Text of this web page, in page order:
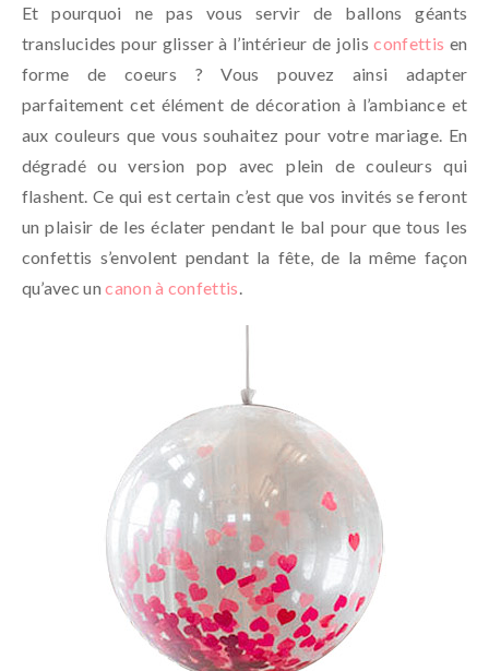
Et pourquoi ne pas vous servir de ballons géants
translucides pour glisser à l’intérieur de jolisconfettis en
forme de coeurs ? Vous pouvez ainsi adapter
parfaitement cet élément de décoration à l’ambiance et
aux couleurs que vous souhaitez pour votre mariage. En
dégradé ou version pop avec plein de couleurs qui
flashent. Ce qui est certain c’est que vos invités se feront
un plaisir de les éclater pendant le bal pour que tous les
confettis s’envolent pendant la fête, de la même façon
qu’avec uncanon à confettis